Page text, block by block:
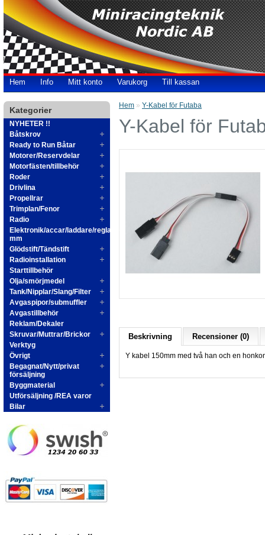
Hem Info Mitt konto Varukorg Till kassan
Kategorier
NYHETER !!
Båtskrov
Ready to Run Båtar
Motorer/Reservdelar
Motorfästen/tillbehör
Roder
Drivlina
Propellrar
Trimplan/Fenor
Radio
Elektronik/accar/laddare/reglage
mm
Glödstift/Tändstift
Radioinstallation
Starttillbehör
Olja/smörjmedel
Tank/Nipplar/Slang/Filter
Avgaspipor/submuffler
Avgastillbehör
Reklam/Dekaler
Skruvar/Muttrar/Brickor
Verktyg
Övrigt
Begagnat/Nytt/privat
försäljning
Byggmaterial
Utförsäljning /REA varor
Bilar
Hem » Y-Kabel för Futaba
Y-Kabel för
Beskrivning Recensioner (0)
Y kabel 150mm med två han och en